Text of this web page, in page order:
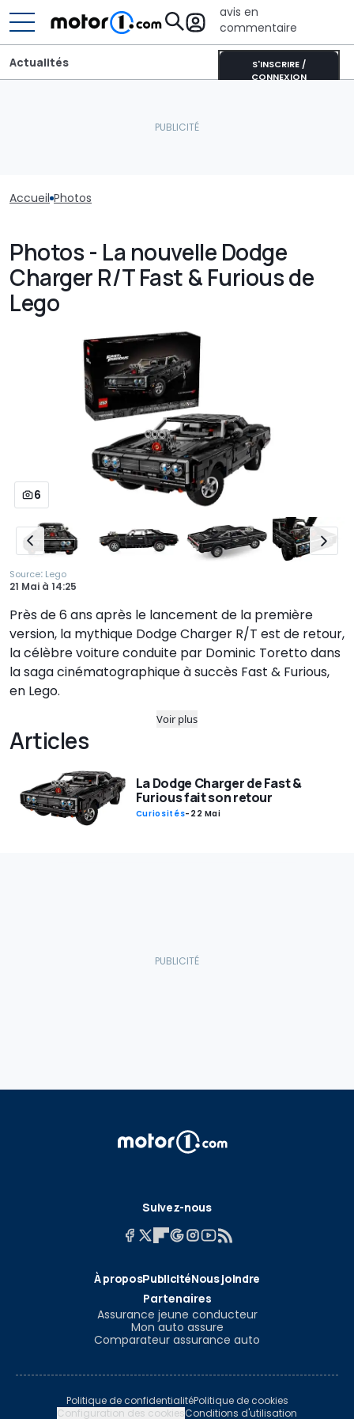
avis en
commentaire
S'INSCRIRE /
CONNEXION
Actualités
Accueil Photos
Photos - La nouvelle Dodge
Charger R/T Fast & Furious de
Lego
6
Source: Lego
21 Mai à 14:25
Près de 6 ans après le lancement de la première
version, la mythique Dodge Charger R/T est de retour,
la célèbre voiture conduite par Dominic Toretto dans
la saga cinématographique à succès Fast & Furious,
en Lego.
Voir plus
Articles
La Dodge Charger de Fast &
Furious fait son retour
Curiosités- 22 Mai
Suivez-nous
À proposPublicitéNous joindre
Partenaires
Assurance jeune conducteur
Mon auto assure
Comparateur assurance auto
Politique de confidentialitéPolitique de cookies
Configuration des cookiesConditions d'utilisation